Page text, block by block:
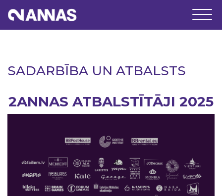
SADARBĪBA UN ATBALSTS
2ANNAS ATBALSTĪTĀJI 2025